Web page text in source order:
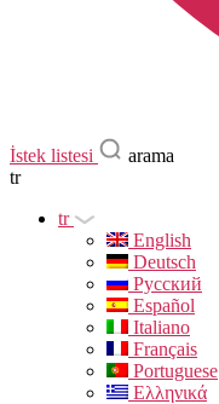
İstek listesi
arama
tr
tr
English
Deutsch
Русский
Español
Italiano
Français
Portuguese
Ελληνικά